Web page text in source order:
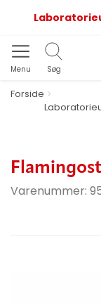
Menu Søg
Forside
Varenummer: